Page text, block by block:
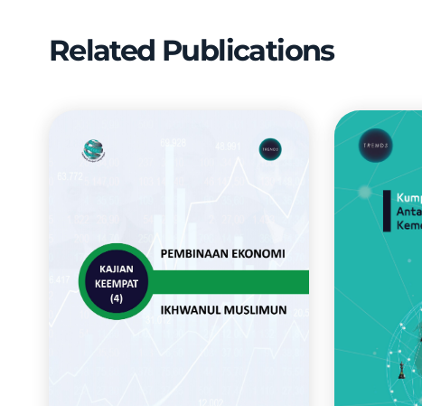
Related Publications